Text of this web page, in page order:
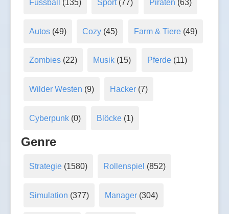
Fussball (135) Sport(77) Piraten (63)
Autos(49) Cozy (45) Farm & Tiere(49)
Zombies(22) Musik (15) Pferde(11)
Wilder Westen (9) Hacker (7)
Cyberpunk(0) Blöcke (1)
Genre
Strategie(1580) Rollenspiel (852)
Simulation (377) Manager (304)